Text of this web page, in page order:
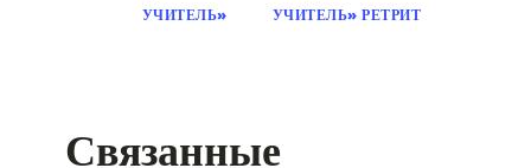
УЧИТЕЛЬ»
УЧИТЕЛЬ» РЕТРИТ
Связанные